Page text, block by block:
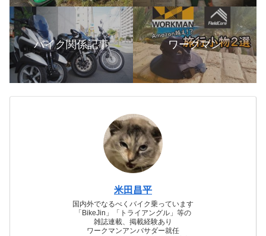
バイク関係記事 ワークマン
米田昌平
国内外でなるべくバイク乗っています
「BikeJin」「トライアングル」等の
雑誌連載、掲載経験あり
ワークマンアンバサダー就任